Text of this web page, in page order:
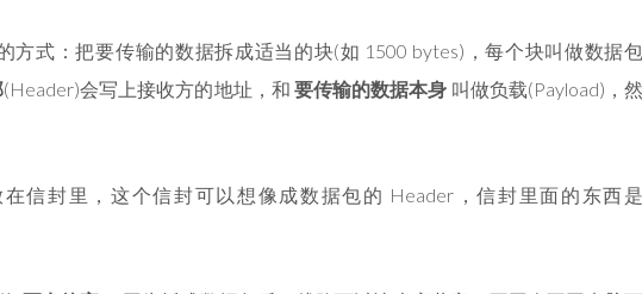
方式：把要传输的数据拆成适当的块(如 1500 bytes)，每个块叫做数据
(Header)会写上接收方的地址，和 要传输的数据本身 叫做负载(Payload)，
信封里，这个信封可以想像成数据包的 Header，信封里面的东西是